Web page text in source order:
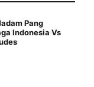
Pang
Indonesia Vs